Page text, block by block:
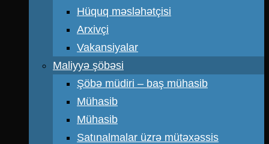
Hüquq məsləhətçisi
Arxivçi
Vakansiyalar
Maliyyə şöbəsi
Şöbə müdiri – baş mühasib
Mühasib
Mühasib
Satınalmalar üzrə mütəxəssis